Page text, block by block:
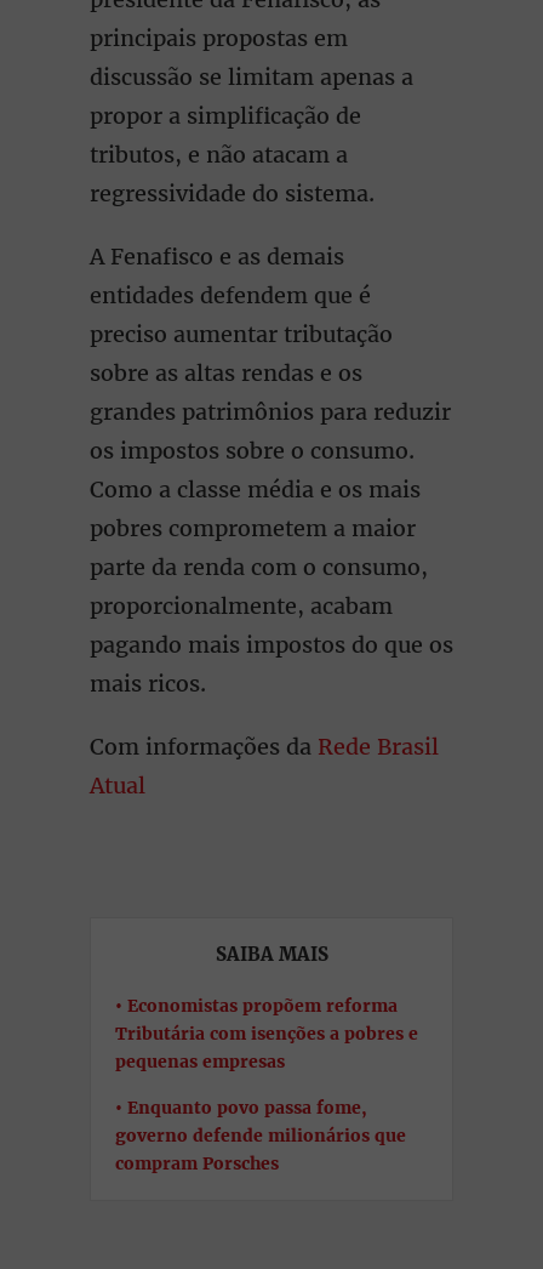
principais propostas em
discussão se limitam apenas a
propor a simplificação de
tributos, e não atacam a
regressividade do sistema.
A Fenafisco e as demais
entidades defendem que é
preciso aumentar tributação
sobre as altas rendas e os
grandes patrimônios para reduzir
os impostos sobre o consumo.
Como a classe média e os mais
pobres comprometem a maior
parte da renda com o consumo,
proporcionalmente, acabam
pagando mais impostos do que os
mais ricos.
Com informações da Rede Brasil
Atual
SAIBA MAIS
Economistas propõem reforma
Tributária com isenções a pobres e
pequenas empresas
Enquanto povo passa fome,
governo defende milionários que
compram Porsches